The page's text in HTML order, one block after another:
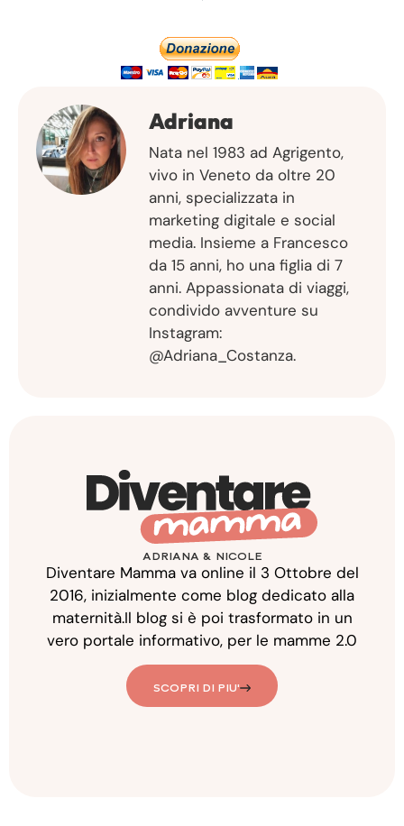
Adriana
Nata nel 1983 ad Agrigento,
vivo in Veneto da oltre 20
anni, specializzata in
marketing digitale e social
media. Insieme a Francesco
da 15 anni, ho una figlia di 7
anni. Appassionata di viaggi,
condivido avventure su
Instagram:
@Adriana_Costanza.
ADRIANA & NICOLE
Diventare Mamma va online il 3 Ottobre del
2016, inizialmente come blog dedicato alla
maternità.Il blog si è poi trasformato in un
vero portale informativo, per le mamme 2.0
SCOPRI DI PIU'